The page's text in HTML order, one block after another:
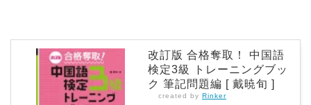
改訂版 合格奪取！ 中国語
検定3級 トレーニングブッ
ク 筆記問題編 [ 戴暁旬 ]
created by Rinker